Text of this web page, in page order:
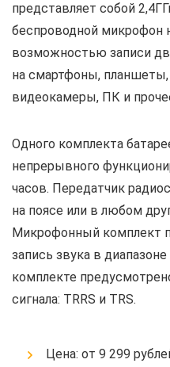
представляет собой
беспроводной микрофон
возможностью записи
на смартфоны,
видеокамеры, ПК и
Одного комплекта
непрерывного
часов. Передатчик
на поясе или в любом
Микрофонный комплект
запись звука в
комплекте
сигнала: TRRS и TRS.
Цена: от 9 299